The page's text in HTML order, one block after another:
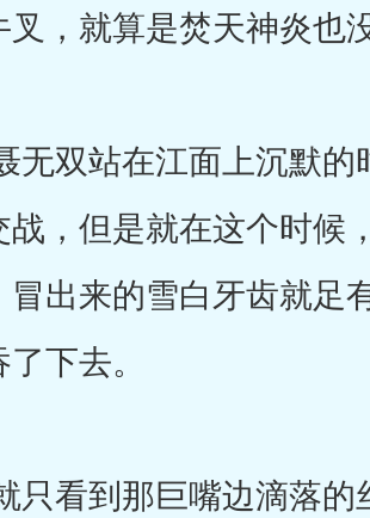
，就算是焚天神炎也
站在江面上沉默的
，但是就在这个时候
冒出来的雪白牙齿就足
下去。
到那巨嘴边滴落的